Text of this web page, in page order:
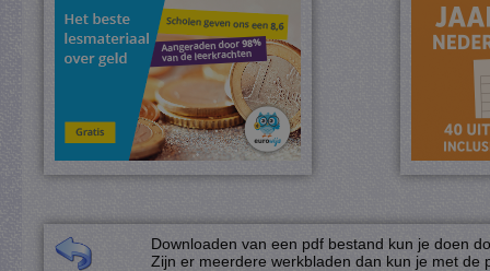
Downloaden van een pdf bestand kun je doen
Zijn er meerdere werkbladen dan kun je met de